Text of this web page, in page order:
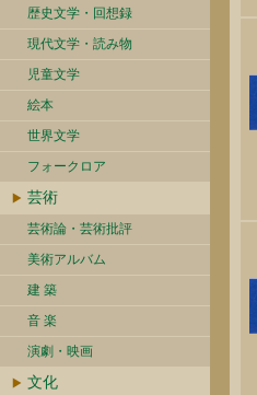
歴史文学・回想録
現代文学・読み物
児童文学
絵本
世界文学
フォークロア
芸術
芸術論・芸術批評
美術アルバム
建 築
音 楽
演劇・映画
文化